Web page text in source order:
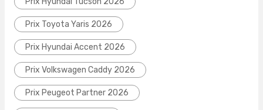
Prix Toyota Yaris 2026
Prix Hyundai Accent 2026
Prix Volkswagen Caddy 2026
Prix Peugeot Partner 2026